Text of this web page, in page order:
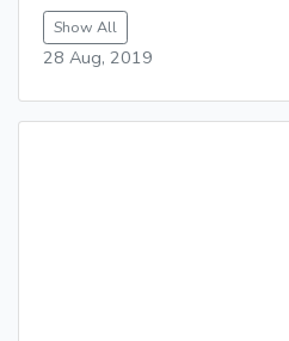
Show All
28 Aug, 2019